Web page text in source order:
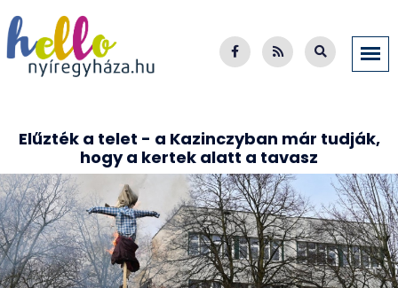
Elűzték a telet - a Kazinczyban már tudják,
hogy a kertek alatt a tavasz